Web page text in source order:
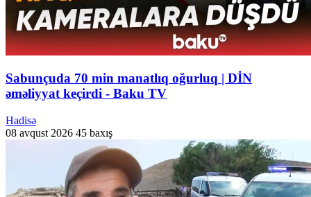
Sabunçuda 70 min manatlıq oğurluq | DİN
əməliyyat keçirdi - Baku TV
Hadisə
08 avqust 2026 45 baxış